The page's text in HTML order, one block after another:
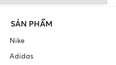
SẢN PHẨM
Nike
Adidas